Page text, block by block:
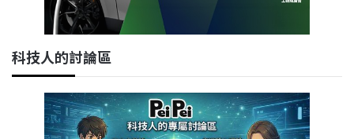
科技人的討論區